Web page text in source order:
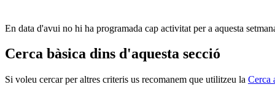
En data d'avui no hi ha programada cap activitat per a aquesta
Cerca bàsica dins d'aquesta secció
Si voleu cercar per altres criteris us recomanem que utilitzeu la Cerca